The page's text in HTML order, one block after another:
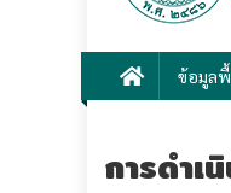
ข้อมูล
การดำเ